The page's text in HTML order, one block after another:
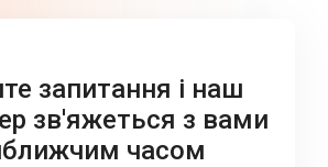
запитання і наш
зв'яжеться з вами
часом